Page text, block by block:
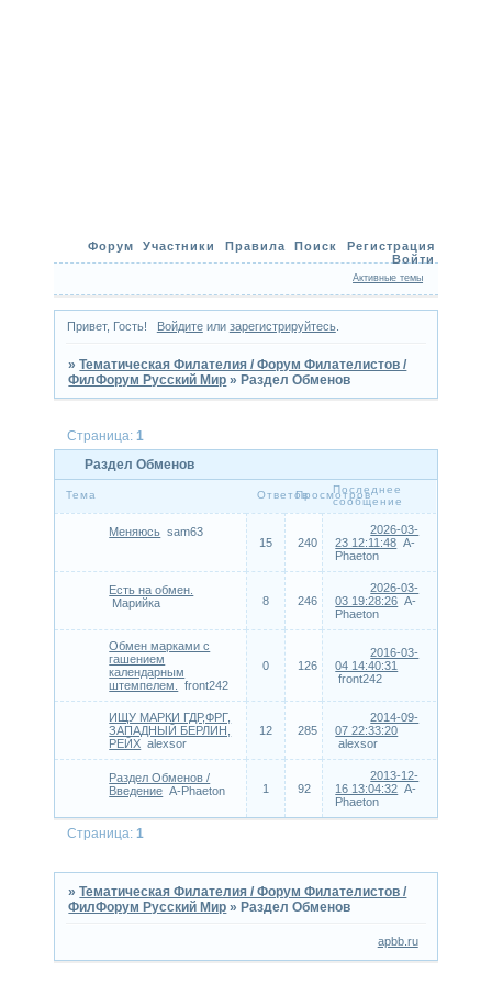
Форум Участники Правила Поиск
Регистрация
Войти
Активные темы
Привет, Гость! Войдитеили зарегистрируйтесь.
»Тематическая Филателия / Форум Филателистов /
ФилФорум Русский Мир »Раздел Обменов
Раздел Обменов
Страница:1
Тема ОтветовПросмотров
Последнее
сообщение
Меняюсь sam63
15
240
2026-03-
23 12:11:48 A-
Phaeton
Есть на обмен.
Марийка
8 246
2026-03-
03 19:28:26 A-
Phaeton
Обмен марками с
гашением
календарным
штемпелем.
front242
0 126
2016-03-
04 14:40:31
front242
ИЩУ МАРКИ ГДР,ФРГ,
ЗАПАДНЫЙ БЕРЛИН,
РЕЙХ alexsor
12 285
2014-09-
07 22:33:20
alexsor
Раздел Обменов /
Введение A-Phaeton 1 92
2013-12-
16 13:04:32 A-
Phaeton
Страница:1
»Тематическая Филателия / Форум Филателистов /
ФилФорум Русский Мир »Раздел Обменов
apbb.ru